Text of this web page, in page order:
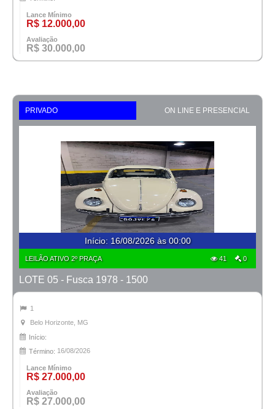
Lance Mínimo
R$ 12.000,00
Avaliação
R$ 30.000,00
PRIVADO ON LINE E PRESENCIAL
Início: 16/08/2026 às 00:00
LEILÃO ATIVO 2º PRAÇA 41 0
LOTE 05 - Fusca 1978 - 1500
1
Belo Horizonte, MG
Início:
Término: 16/08/2026
Lance Mínimo
R$ 27.000,00
Avaliação
R$ 27.000,00